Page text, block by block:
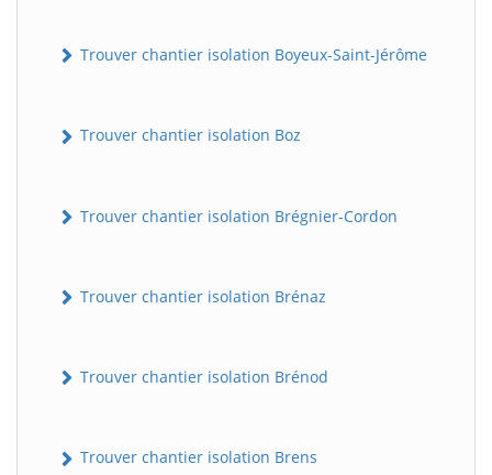
Trouver chantier isolation Boyeux-Saint-Jérôme
Trouver chantier isolation Boz
Trouver chantier isolation Brégnier-Cordon
Trouver chantier isolation Brénaz
Trouver chantier isolation Brénod
Trouver chantier isolation Brens